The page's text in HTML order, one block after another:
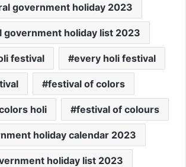
government holiday 2023
government holiday list 2023
festival every holi festival
festival of colors
holi festival of colours
holiday calendar 2023
holiday list 2023